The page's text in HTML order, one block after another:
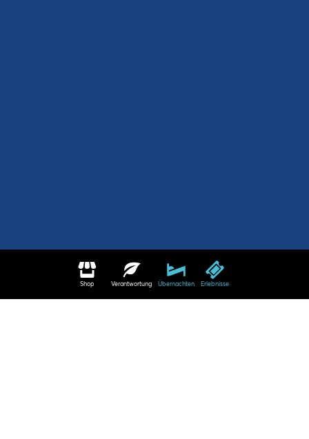
Shop Verantwortung Übernachten Erlebnisse